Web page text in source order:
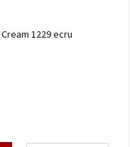
1229 ecru